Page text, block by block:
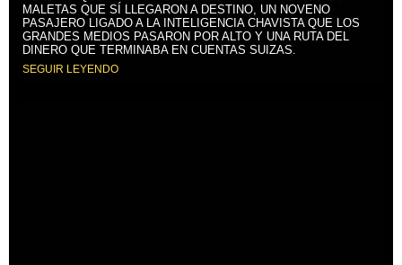
MALETAS QUE SÍ LLEGARON A DESTINO, UN NOVENO
PASAJERO LIGADO A LA INTELIGENCIA CHAVISTA QUE LOS
GRANDES MEDIOS PASARON POR ALTO Y UNA RUTA DEL
DINERO QUE TERMINABA EN CUENTAS SUIZAS.
SEGUIR LEYENDO